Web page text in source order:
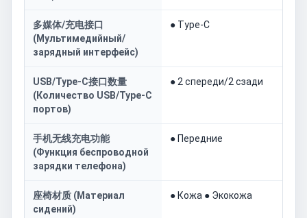
多媒体/充电接口
(Мультимедийный/
зарядный интерфейс)
● Type-C
USB/Type-C接口数量
(Количество USB/Type-C
портов)
● 2 спереди/2 сзади
手机无线充电功能
(Функция беспроводной
зарядки телефона)
● Передние
座椅材质 (Материал
сидений)
● Кожа ● Экокожа